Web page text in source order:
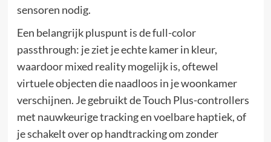
sensoren nodig.
Een belangrijk pluspunt is de full-color
passthrough: je ziet je echte kamer in kleur,
waardoor mixed reality mogelijk is, oftewel
virtuele objecten die naadloos in je woonkamer
verschijnen. Je gebruikt de Touch Plus-controllers
met nauwkeurige tracking en voelbare haptiek, of
je schakelt over op handtracking om zonder